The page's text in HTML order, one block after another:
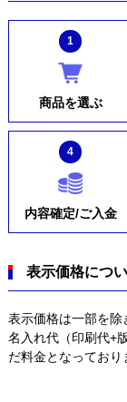
1
商品を選ぶ
4
内容確定/ご入金
表示価格につ
表示価格は一部を除
名入れ代（印刷代+
だ料金となっており